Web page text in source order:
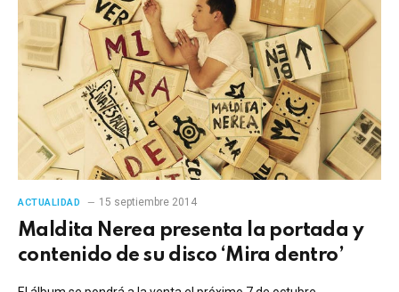
ACTUALIDAD 15 septiembre 2014
Maldita Nerea presenta la portada y
contenido de su disco ‘Mira dentro’